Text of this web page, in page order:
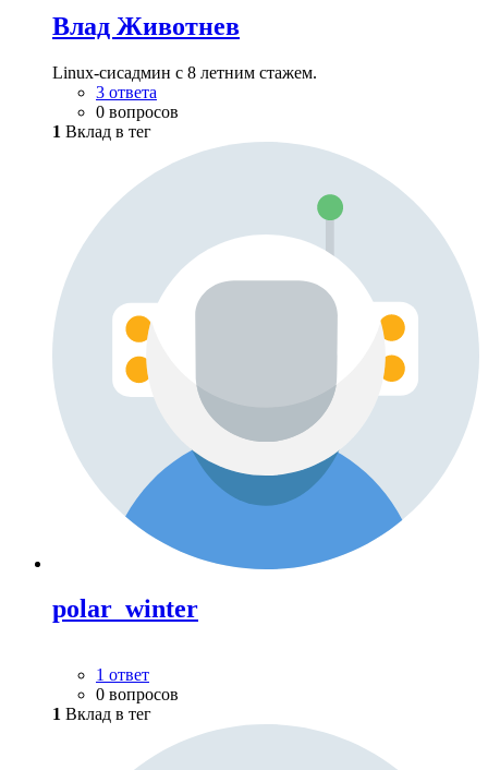
Влад Животнев
Linux-сисадмин с 8 летним стажем.
3 ответа
0 вопросов
1 Вклад в тег
polar_winter
1 ответ
0 вопросов
1 Вклад в тег